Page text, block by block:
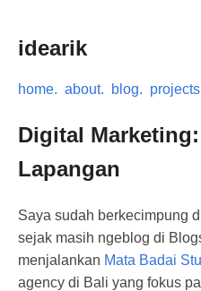
idearik
home. about. blog.
Digital
Lapangan
Saya sudah berkecimpung
sejak masih ngeblog di
menjalankan Mata Badai
agency di Bali yang fokus